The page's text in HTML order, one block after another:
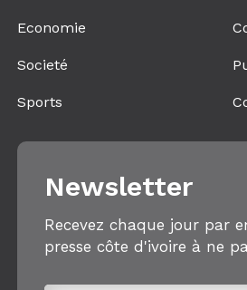
Economie
Societé
Sports
Newsletter
Recevez chaque jour par
presse côte d'ivoire à ne